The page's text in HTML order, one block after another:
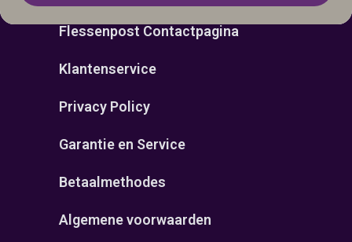
Flessenpost Contactpagina
Klantenservice
Privacy Policy
Garantie en Service
Betaalmethodes
Algemene voorwaarden